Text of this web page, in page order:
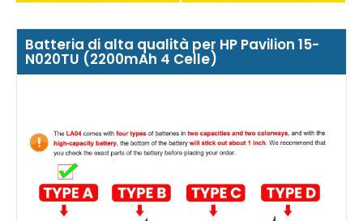
Batteria di alta qualità per HP Pavilion 15-
N020TU (2200mAh 4 Celle)